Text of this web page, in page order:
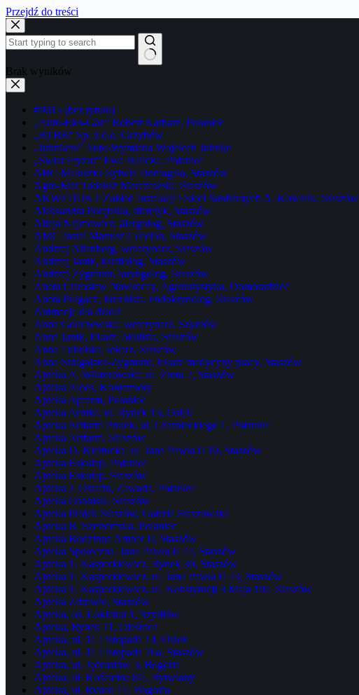
Przejdź do treści
Brak wyników
#9615 (bez tytułu)
„Auto-Eko-Gaz” Robert Karbarz, Połaniec
„BTBB” Sp. z o.o. Grzybów
„Juhnkers” Auto-Wymiana Wojciech Juhnke
„Świat Fryzur” Ewa Balicka, Połaniec
ABC Maluszka Sylwia Domagała, Staszów
Agro-Mar Tadeusz Marczewski, Staszów
AKWEDUKT Zakład Instalacji i Sieci Sanitarnych A. Kowalik, Staszów
Aleksandra Porębska, dietetyk, Staszów
Alicja Najmowicz, alergolog, Staszów
AMC Instal Mariusz Cecelon, Staszów
Andrzej Altenberg, weterynarz, Staszów
Andrzej Janik, kardiolog, Staszów
Andrzej Zygmunt, laryngolog, Staszów
Aneta i Jarosław Nawroccy, Agroturystyka, Domoradzice
Aneta Pragacz, internista, endokrynolog, Staszów
Animacje dla dzieci
Anna Goliczewska, weterynarz, Szydłów
Anna Janik, lekarz, okulista, Staszów
Anna Lubelska, lekarz, Staszów
Anna Strugalska-Zygmunt, lekarz medycyny pracy, Staszów
Apteka A. Wiktorowska, ul. Złota 2, Staszów
Apteka Aloes, Koniemłoty
Apteka Apfarm, Połaniec
Apteka Arnika, ul. Rynek 13, Osiek
Apteka Artfarm Prolek, ul. Czarnieckiego 1, Połaniec
Apteka Artfarm, Staszów
Apteka D. Kiełtucka, ul. Jana Pawła II 10, Staszów
Apteka Eskulap, Połaniec
Apteka Eskulap, Staszów
Apteka J. Ostafin, Zawada, Połaniec
Apteka Osobista, Staszów
Apteka Prolek Staszów, Galeria Staszowska
Apteka R. Szerłomska, Połaniec
Apteka Rodzinna Amber II, Staszów
Apteka Społeczna, Jana Pawła II 22, Staszów
Apteka T. Kasperkiewicz, Rynek 30, Staszów
Apteka T. Kasperkiewicz, ul. Jana Pawła II 23, Staszów
Apteka T. Kasperkiewicz, ul. Konstytucji 3 Maja 10c, Staszów
Apteka Zdrowie, Staszów
Apteka, os. Łokietka 1, Szydłów
Apteka, Rynek 11, Oleśnica
Apteka, ul. 11 Listopada 14, Osiek
Apteka, ul. 11 Listopada 76a, Staszów
Apteka, ul. Jędrusiów 3, Bogoria
Apteka, ul. Kościelna 8/1, Rytwiany
Apteka, ul. Rynek 17, Bogoria